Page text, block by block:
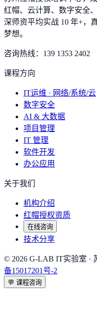
红帽、云计算、数字安全
深师资平均实战 10 年+，
梦想。
咨询热线： 139 1353 2402
课程方向
IT运维 · 网络/系统/云
数字安全
AI & 大数据
项目管理
IT 管理
软件开发
办公应用
关于我们
机构介绍
红帽授权资质
在线咨询
技术分享
© 2026 G-LAB IT实验室 ·
备15017201号-2
💬 课程咨询